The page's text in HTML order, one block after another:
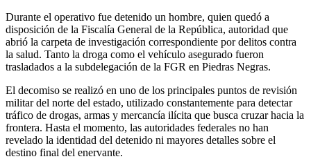
Durante el operativo fue detenido un hombre, quien quedó a
disposición de la Fiscalía General de la República, autoridad que
abrió la carpeta de investigación correspondiente por delitos contra
la salud. Tanto la droga como el vehículo asegurado fueron
trasladados a la subdelegación de la FGR en Piedras Negras.
El decomiso se realizó en uno de los principales puntos de revisión
militar del norte del estado, utilizado constantemente para detectar
tráfico de drogas, armas y mercancía ilícita que busca cruzar hacia la
frontera. Hasta el momento, las autoridades federales no han
revelado la identidad del detenido ni mayores detalles sobre el
destino final del enervante.